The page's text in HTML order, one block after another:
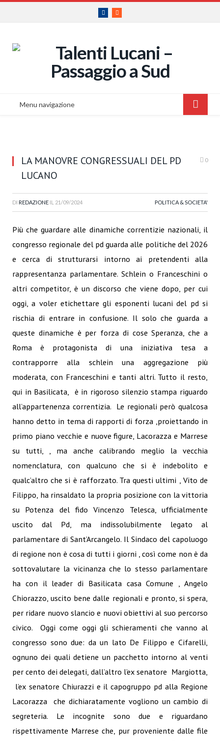
Facebook
RSS
Menu navigazione
LA MANOVRE CONGRESSUALI DEL PD
LUCANO
0
DI REDAZIONE IL 21/09/2024 POLITICA & SOCIETA'
Più che guardare alle dinamiche correntizie nazionali, il
congresso regionale del pd guarda alle politiche del 2026
e cerca di strutturarsi intorno ai pretendenti alla
rappresentanza parlamentare. Schlein o Franceschini o
altri competitor, è un discorso che viene dopo, per cui
oggi, a voler etichettare gli esponenti lucani del pd si
rischia di entrare in confusione. Il solo che guarda a
queste dinamiche è per forza di cose Speranza, che a
Roma è protagonista di una iniziativa tesa a
contrapporre alla schlein una aggregazione più
moderata, con Franceschini e tanti altri. Tutto il resto,
qui in Basilicata, è in rigoroso silenzio stampa riguardo
all’appartenenza correntizia. Le regionali però qualcosa
hanno detto in tema di rapporti di forza ,proiettando in
primo piano vecchie e nuove figure, Lacorazza e Marrese
su tutti, , ma anche calibrando meglio la vecchia
nomenclatura, con qualcuno che si è indebolito e
qualc’altro che si è rafforzato. Tra questi ultimi , Vito de
Filippo, ha rinsaldato la propria posizione con la vittoria
su Potenza del fido Vincenzo Telesca, ufficialmente
uscito dal Pd, ma indissolubilmente legato al
parlamentare di Sant’Arcangelo. Il Sindaco del capoluogo
di regione non è cosa di tutti i giorni , così come non è da
sottovalutare la vicinanza che lo stesso parlamentare
ha con il leader di Basilicata casa Comune , Angelo
Chiorazzo, uscito bene dalle regionali e pronto, si spera,
per ridare nuovo slancio e nuovi obiettivi al suo percorso
civico. Oggi come oggi gli schieramenti che vanno al
congresso sono due: da un lato De Filippo e Cifarelli,
ognuno dei quali detiene un pacchetto intorno al venti
per cento dei delegati, dall’altro l’ex senatore Margiotta,
l’ex senatore Chiurazzi e il capogruppo pd alla Regione
Lacorazza che dichiaratamente vogliono un cambio di
segreteria. Le incognite sono due e riguardano
rispettivamente Marrese che, pur proveniente dalle file